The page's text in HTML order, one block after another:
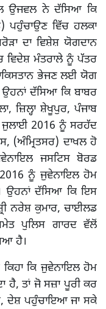
ਉਜਵਲ ਨੇ ਦੱਸਿਆ ਕਿ
ਪਹੁੰਚਾਉਣ ਵਿੱਚ ਹਲਕਾ
ਦਾ ਵਿਸ਼ੇਸ਼ ਯੋਗਦਾਨ
ਵਿਦੇਸ਼ ਮੰਤਰਾਲੇ ਨੂੰ ਪੱਤਰ
ਭੇਜਣ ਲਈ ਯੋਗ
ਦੱਸਿਆ ਕਿ ਬਾਬਰ
ਜ਼ਿਲ੍ਹਾ ਸ਼ੇਖੂਪੁਰ, ਪੰਜਾਬ
ਜੁਲਾਈ 2016 ਨੂੰ ਸਰਹੱਦ
(ਅੰਮ੍ਰਿਤਸਰ) ਦਾਖਲ ਹੋ
ਜਸਟਿਸ ਬੋਰਡ
ਨੂੰ ਜੁਵੇਨਾਇਲ ਹੋਮ
ਉਹਨਾਂ ਦੱਸਿਆ ਕਿ ਇਸ
ਨਰੇਸ਼ ਕੁਮਾਰ, ਚਾਈਲਡ
ਪੁਲਿਸ ਗਾਰਦ ਵੱਲੋਂ
ਹੈ।
ਕਿਹਾ ਕਿ ਜੁਵੇਨਾਇਲ ਹੋਮ
ਹੈ, ਤਾਂ ਜੋ ਸਜ਼ਾ ਪੂਰੀ ਕਰ
ਦੇਸ਼ ਪਹੁੰਚਾਇਆ ਜਾ ਸਕੇ